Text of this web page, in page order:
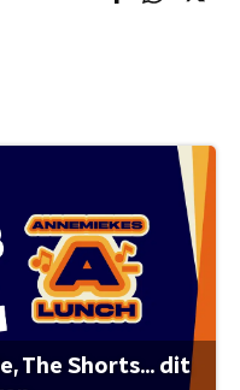
The Shorts... dit